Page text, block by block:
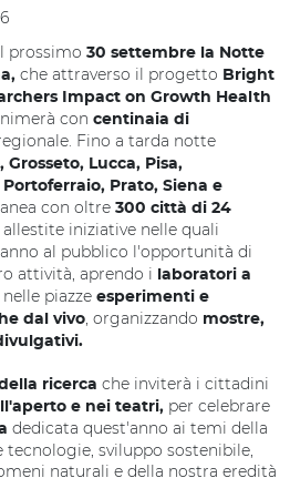
prossimo 30 settembre la Notte
che attraverso il progetto Bright
Impact on Growth Health
con centinaia di
Fino a tarda notte
Grosseto, Lucca, Pisa,
Prato, Siena e
con oltre 300 città di 24
iniziative nelle quali
al pubblico l'opportunità di
attività, aprendo i
laboratori a
piazze esperimenti e
dal vivo, organizzando mostre,
ricerca che inviterà i cittadini
e nei teatri, per celebrare
dedicata quest'anno ai temi della
tecnologie, sviluppo sostenibile,
naturali e della nostra eredità